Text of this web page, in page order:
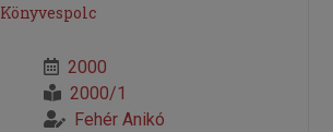
Könyvespolc
2000
2000/1
Fehér Anikó